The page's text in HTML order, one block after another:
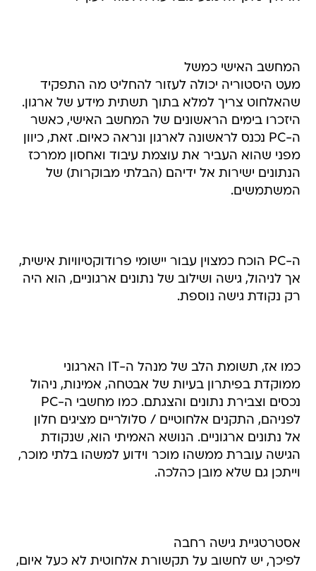
המחשב האישי כמשל
מעט היסטוריה יכולה לעזור להחליט מה התפקיד
שהאלחוט צריך למלא בתוך תשתית מידע של ארגון.
היזכרו בימים הראשונים של המחשב האישי, כאשר
ה-PC נכנס לראשונה לארגון ונראה כאיום. זאת, כיוון
מפני שהוא העביר את עוצמת עיבוד ואחסון ממרכז
הנתונים ישירות אל ידיהם (הבלתי מבוקרות) של
המשתמשים.
ה-PC הוכח כמצוין עבור יישומי פרודוקטיוויות אישית,
אך לניהול, גישה ושילוב של נתונים ארגוניים, הוא היה
רק נקודת גישה נוספת.
כמו אז, תשומת הלב של מנהל ה-IT הארגוני
ממוקדת בפיתרון בעיות של אבטחה, אמינות, ניהול
נכסים וצבירת נתונים והצגתם. כמו מחשבי ה-PC
לפניהם, התקנים אלחוטיים / סלולריים מציגים חלון
אל נתונים ארגוניים. הנושא האמיתי הוא, שנקודת
הגישה עוברת ממשהו מוכר וידוע למשהו בלתי מוכר,
וייתכן גם שלא מובן כהלכה.
אסטרטגיית גישה רחבה
לפיכך, יש לחשוב על תקשורת אלחוטית לא כעל איום,